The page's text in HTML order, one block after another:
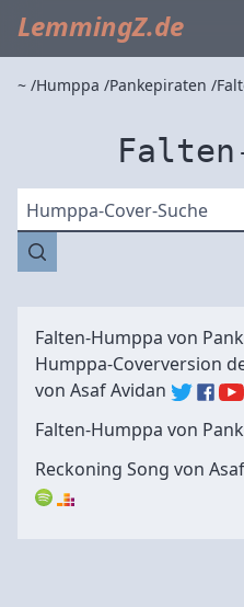
LemmingZ.de
~ Humppa Pankepiraten
Falten-
Humppa-Cover-Suche
Falten-Humppa von
Humppa-Coverversion
von Asaf Avidan
Falten-Humppa von
Reckoning Song von